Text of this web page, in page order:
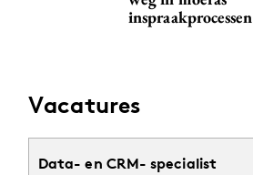
inspraakprocessen
Vacatures
Data- en CRM- specialist